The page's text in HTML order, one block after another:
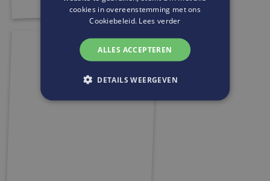
cookies in overeenstemming met ons
Cookiebeleid. Lees verder
ALLES ACCEPTEREN
DETAILS WEERGEVEN